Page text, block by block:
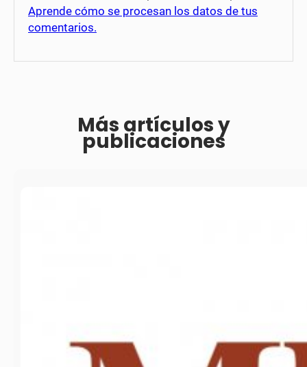
Aprende cómo se procesan los datos de tus
comentarios.
Más artículos y
publicaciones